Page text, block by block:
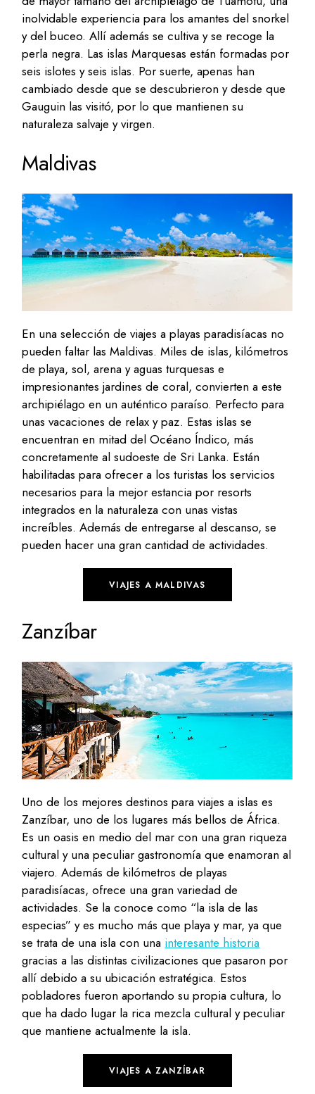
inolvidable experiencia para los amantes del snorkel
y del buceo. Allí además se cultiva y se recoge la
perla negra. Las islas Marquesas están formadas por
seis islotes y seis islas. Por suerte, apenas han
cambiado desde que se descubrieron y desde que
Gauguin las visitó, por lo que mantienen su
naturaleza salvaje y virgen.
Maldivas
En una selección de viajes a playas paradisíacas no
pueden faltar las Maldivas. Miles de islas, kilómetros
de playa, sol, arena y aguas turquesas e
impresionantes jardines de coral, convierten a este
archipiélago en un auténtico paraíso. Perfecto para
unas vacaciones de relax y paz. Estas islas se
encuentran en mitad del Océano Índico, más
concretamente al sudoeste de Sri Lanka. Están
habilitadas para ofrecer a los turistas los servicios
necesarios para la mejor estancia por resorts
integrados en la naturaleza con unas vistas
increíbles. Además de entregarse al descanso, se
pueden hacer una gran cantidad de actividades.
VIAJES A MALDIVAS
Zanzíbar
Uno de los mejores destinos para viajes a islas es
Zanzíbar, uno de los lugares más bellos de África.
Es un oasis en medio del mar con una gran riqueza
cultural y una peculiar gastronomía que enamoran al
viajero. Además de kilómetros de playas
paradisíacas, ofrece una gran variedad de
actividades. Se la conoce como “la isla de las
especias” y es mucho más que playa y mar, ya que
se trata de una isla con una interesante historia
gracias a las distintas civilizaciones que pasaron por
allí debido a su ubicación estratégica. Estos
pobladores fueron aportando su propia cultura, lo
que ha dado lugar la rica mezcla cultural y peculiar
que mantiene actualmente la isla.
VIAJES A ZANZÍBAR